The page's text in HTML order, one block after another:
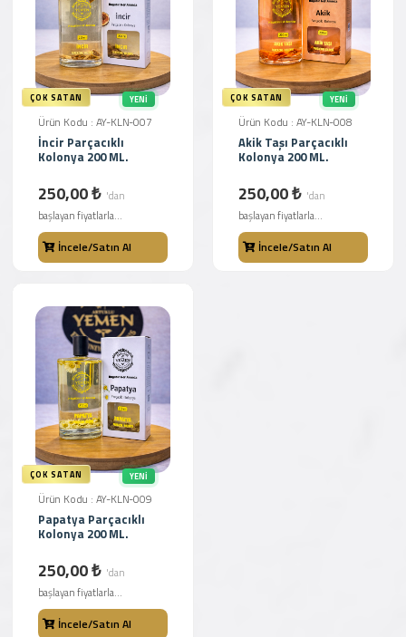
ÇOK SATAN YENI
Ürün Kodu : AY-KLN-007
İncir Parçacıklı
Kolonya 200 ML.
250,00 ₺ 'dan
başlayan fiyatlarla...
İncele/Satın Al
ÇOK SATAN YENI
Ürün Kodu : AY-KLN-008
Akik Taşı Parçacıklı
Kolonya 200 ML.
250,00 ₺ 'dan
başlayan fiyatlarla...
İncele/Satın Al
ÇOK SATAN YENI
Ürün Kodu : AY-KLN-009
Papatya Parçacıklı
Kolonya 200 ML.
250,00 ₺ 'dan
başlayan fiyatlarla...
İncele/Satın Al